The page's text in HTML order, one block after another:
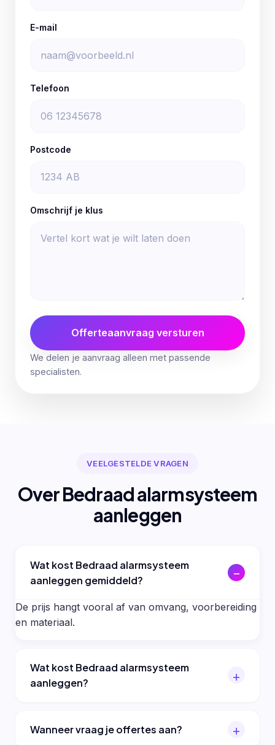
E-mail
Telefoon
Postcode
Omschrijf je klus
Offerteaanvraag versturen
We delen je aanvraag alleen met passende
specialisten.
VEELGESTELDE VRAGEN
Over Bedraad alarmsysteem
aanleggen
Wat kost Bedraad alarmsysteem
aanleggen gemiddeld?
De prijs hangt vooral af van omvang, voorbereiding
en materiaal.
Wat kost Bedraad alarmsysteem
aanleggen?
Wanneer vraag je offertes aan?